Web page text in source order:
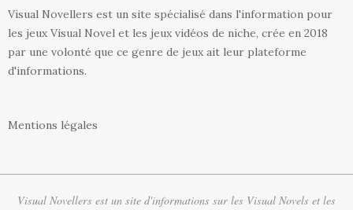
Visual Novellers est un site spécialisé dans l'information pour
les jeux Visual Novel et les jeux vidéos de niche, crée en 2018
par une volonté que ce genre de jeux ait leur plateforme
d'informations.
Mentions légales
Visual Novellers est un site d'informations sur les Visual Novels et les